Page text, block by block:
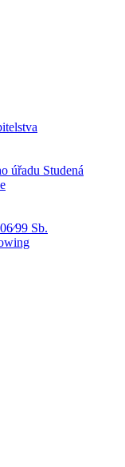
úřadu Studená
Sb.